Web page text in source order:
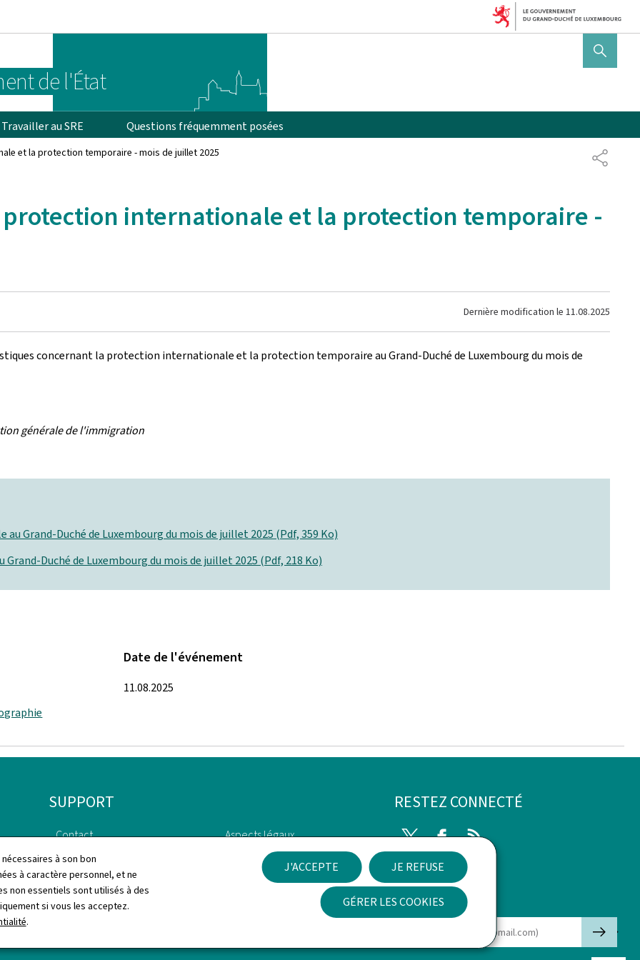
à son bon
à caractère personnel, et ne
non essentiels sont utilisés à des
si vous les acceptez.
.
J'ACCEPTE JE REFUSE
GÉRER LES COOKIES
de l'État
AFFICHER / MASQUER
Travailler au SRE
Questions fréquemment posées
et la protection temporaire - mois de juillet 2025
internationale et la protection temporaire -
Dernière modification le 11.08.2025
concernant la protection internationale et la protection temporaire au Grand-Duché de Luxembourg du mois de
générale de l'immigration
Grand-Duché de Luxembourg du mois de juillet 2025 (Pdf, 359 Ko)
Duché de Luxembourg du mois de juillet 2025 (Pdf, 218 Ko)
Date de l'événement
11.08.2025
SUPPORT
Contact
Plan du site
À propos du site
Aspects légaux
Déclaration d'accessibilité
RESTEZ CONNECTÉ
TwitterFacebook
RSS
Newsletter
🡒